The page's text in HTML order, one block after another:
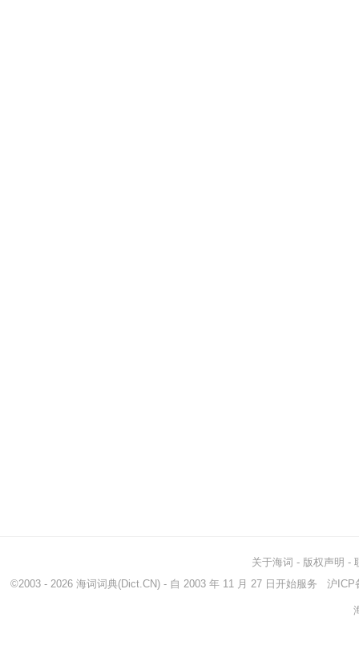
关于海词 - 版权声明 -
©2003 - 2026 海词词典(Dict.CN) - 自 2003 年 11 月 27 日开始服务 沪ICP